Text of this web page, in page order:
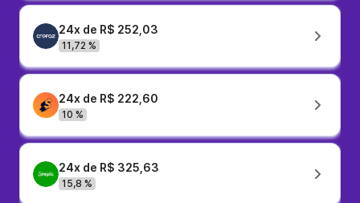
24x de R$ 252,03
11,72 %
24x de R$ 222,60
10 %
24x de R$ 325,63
15,8 %